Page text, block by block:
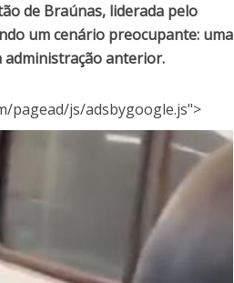
de Braúnas, liderada pelo
um cenário preocupante: uma
administração anterior.
pagead/js/adsbygoogle.js">